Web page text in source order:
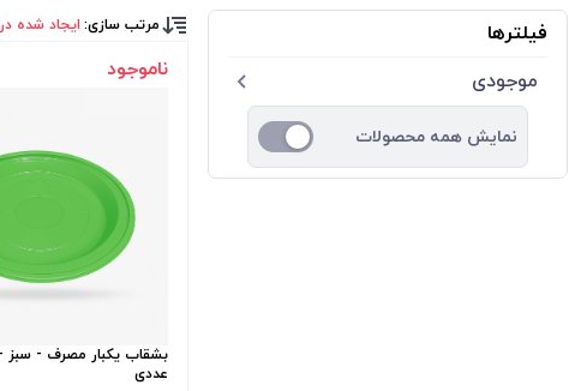
فیلترها
موجودی
نمایش همه محصولات
مرتب سازی: ایجاد شده در
ناموجود
عددی